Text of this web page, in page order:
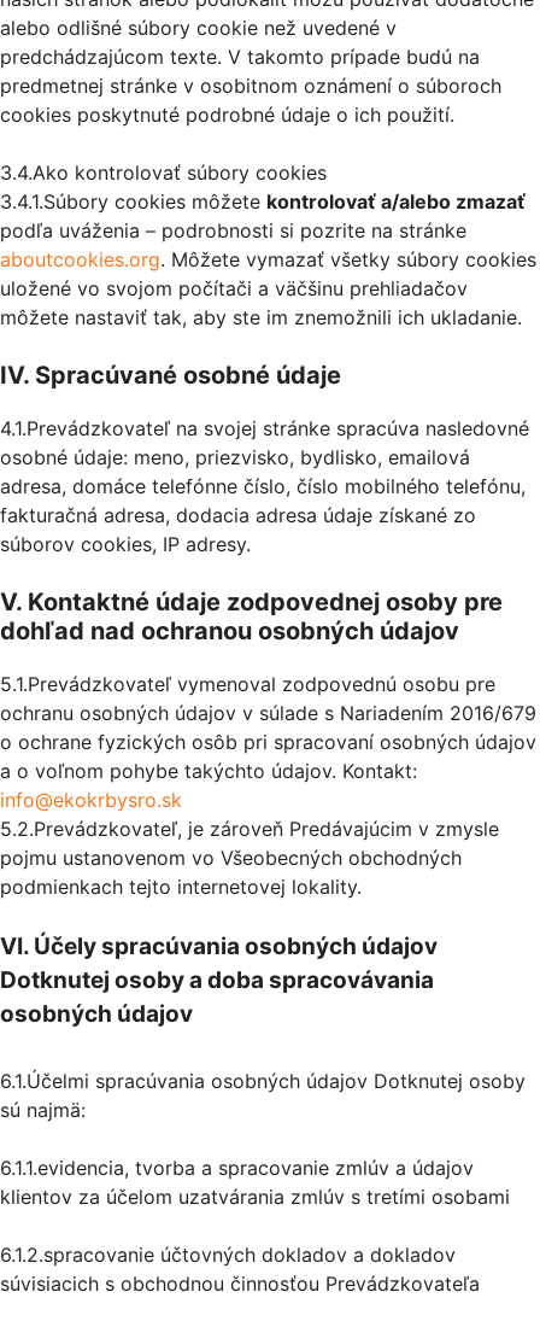
alebo odlišné súbory cookie než uvedené v
predchádzajúcom texte. V takomto prípade budú na
predmetnej stránke v osobitnom oznámení o súboroch
cookies poskytnuté podrobné údaje o ich použití.
3.4.Ako kontrolovať súbory cookies
3.4.1.Súbory cookies môžete kontrolovať a/alebo zmazať
podľa uváženia – podrobnosti si pozrite na stránke
aboutcookies.org. Môžete vymazať všetky súbory cookies
uložené vo svojom počítači a väčšinu prehliadačov
môžete nastaviť tak, aby ste im znemožnili ich ukladanie.
IV. Spracúvané osobné údaje
4.1.Prevádzkovateľ na svojej stránke spracúva nasledovné
osobné údaje: meno, priezvisko, bydlisko, emailová
adresa, domáce telefónne číslo, číslo mobilného telefónu,
fakturačná adresa, dodacia adresa údaje získané zo
súborov cookies, IP adresy.
V. Kontaktné údaje zodpovednej osoby pre
dohľad nad ochranou osobných údajov
5.1.Prevádzkovateľ vymenoval zodpovednú osobu pre
ochranu osobných údajov v súlade s Nariadením 2016/679
o ochrane fyzických osôb pri spracovaní osobných údajov
a o voľnom pohybe takýchto údajov. Kontakt:
info@ekokrbysro.sk
5.2.Prevádzkovateľ, je zároveň Predávajúcim v zmysle
pojmu ustanovenom vo Všeobecných obchodných
podmienkach tejto internetovej lokality.
VI. Účely spracúvania osobných údajov
Dotknutej osoby a doba spracovávania
osobných údajov
6.1.Účelmi spracúvania osobných údajov Dotknutej osoby
sú najmä:
6.1.1.evidencia, tvorba a spracovanie zmlúv a údajov
klientov za účelom uzatvárania zmlúv s tretími osobami
6.1.2.spracovanie účtovných dokladov a dokladov
súvisiacich s obchodnou činnosťou Prevádzkovateľa